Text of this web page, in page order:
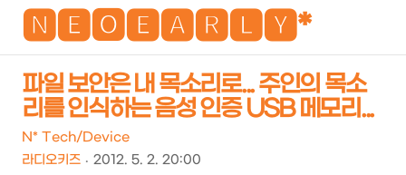
🅽🅴🅾🅴🅰🆁🅻🆈*
검
메
파일 보안은 내 목소리로... 주인의 목소
리를 인식하는 음성 인증 USB 메모리...
N* Tech/Device
라디오키즈
2012. 5. 2. 20:00